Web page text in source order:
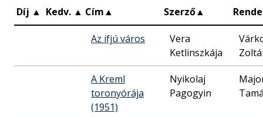
Díj ▲ Kedv. ▲ Cím▲ Szerző▲
Az ifjú város
Vera
Ketlinszkája
A Kreml
toronyórája
(1951)
Nyikolaj
Pagogyin